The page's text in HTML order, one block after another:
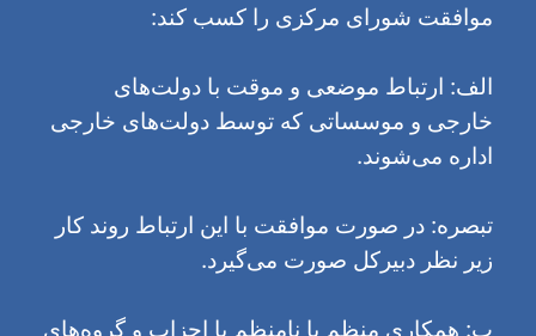
موافقت شورای مرکزی را کسب کند:
الف: ارتباط موضعی و موقت با دولت‌های
خارجی و موسساتی که توسط دولت‌های خارجی
اداره می‌شوند.
تبصره: در صورت موافقت با این ارتباط روند کار
زیر نظر دبیرکل صورت می‌گیرد.
ب: همکاری منظم یا نامنظم با احزاب و گروه‌های